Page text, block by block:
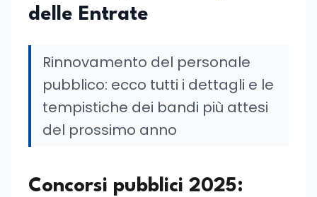
delle Entrate
Rinnovamento del personale
pubblico: ecco tutti i dettagli e le
tempistiche dei bandi più attesi
del prossimo anno
Concorsi pubblici 2025: